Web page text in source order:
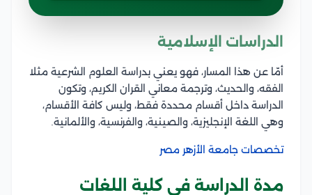
الدراسات الإسلامية
أمّا عن هذا المسار، فهو يعني بدراسة العلوم الشرعية مثلا
الفقه، والحديث، وترجمة معاني القران الكريم، وتكون
الدراسة داخل أقسام محددة فقط، وليس كافة الأقسام،
وهي اللغة الإنجليزية، والصينية، والفرنسية، والألمانية.
تخصصات جامعة الأزهر مصر
مدة الدراسة في كلية اللغات